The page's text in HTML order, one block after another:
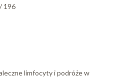
196
limfocyty i podróże w